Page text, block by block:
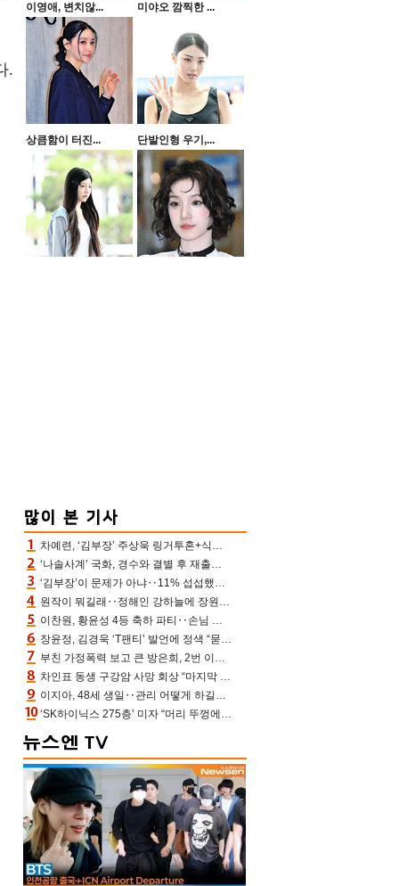
.
이영애, 변치않... 미야오 깜찍한 ...
상큼함이 터진... 단발인형 우기,...
차예련, ‘김부장’ 주상욱 링거투혼+식스팩 비화 “옷 벗는데 아저씨는 안 된다고”(차장금)
‘나솔사계’ 국화, 경수와 결별 후 재출연…첫인상 3표 몰표
‘김부장’이 문제가 아냐‥11% 섭섭했던 ‘재벌X형사2’ 돈·빽 총동원해 컴백 [TV보고서]
원작이 뭐길래‥정해인 강하늘에 장원영까지 참여한 이 영화
이찬원, 황윤성 4등 축하 파티‥손님 모으려 블랙핑크 지수와 친한 척(편스토랑)[어제TV]
장윤정, 김경욱 ‘T팬티’ 발언에 정색 “묻지 않았는데, 그것도 성희롱”(장공장)
부친 가정폭력 보고 큰 방은희, 2번 이혼 후 잠수→母 고독사에 자책(특종세상)[어제TV]
차인표 동생 구강암 사망 회상 “마지막 순간 동생 손 잡아준 신애라, 두고두고 고마워” (신애라이프)
이지아, 48세 생일‥관리 어떻게 하길래 놀라운 동안 미모
‘SK하이닉스 275층’ 미자 “머리 뚜껑에서 사, 주식만 안 해도 돈 버는 것”